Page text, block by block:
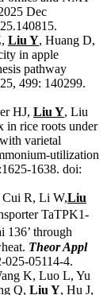
Dec
Liu Y, Huang D,
in apple
pathway
499: 140299.
HJ, Liu Y, Liu
rice roots under
varietal
utilization
1638. doi:
Cui R, Li W,Liu
TaTPK1-
136’ through
Theor Appl
025-05114-4.
K, Luo L, Yu
Q, Liu Y, Hu J,